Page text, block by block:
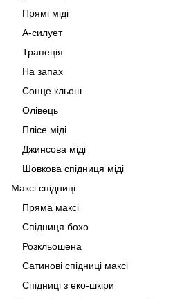
Прямі міді
А-силует
Трапеція
На запах
Сонце кльош
Олівець
Плісе міді
Джинсова міді
Шовкова спідниця міді
Максі спідниці
Пряма максі
Спідниця бохо
Розкльошена
Сатинові спідниці максі
Спідниці з еко-шкіри